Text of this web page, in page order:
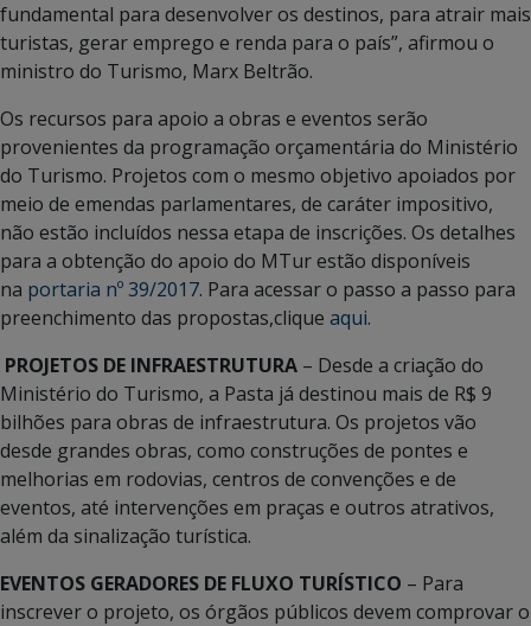
fundamental para desenvolver os destinos, para atrair mais
turistas, gerar emprego e renda para o país”, afirmou o
ministro do Turismo, Marx Beltrão.
Os recursos para apoio a obras e eventos serão
provenientes da programação orçamentária do Ministério
do Turismo. Projetos com o mesmo objetivo apoiados por
meio de emendas parlamentares, de caráter impositivo,
não estão incluídos nessa etapa de inscrições. Os detalhes
para a obtenção do apoio do MTur estão disponíveis
na portaria nº 39/2017. Para acessar o passo a passo para
preenchimento das propostas,clique aqui.
PROJETOS DE INFRAESTRUTURA – Desde a criação do
Ministério do Turismo, a Pasta já destinou mais de R$ 9
bilhões para obras de infraestrutura. Os projetos vão
desde grandes obras, como construções de pontes e
melhorias em rodovias, centros de convenções e de
eventos, até intervenções em praças e outros atrativos,
além da sinalização turística.
EVENTOS GERADORES DE FLUXO TURÍSTICO – Para
inscrever o projeto, os órgãos públicos devem comprovar o